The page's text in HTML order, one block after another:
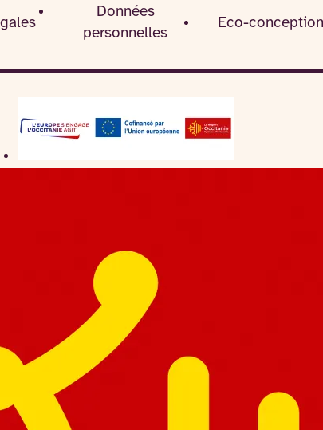
Données
personnelles
Eco-conception